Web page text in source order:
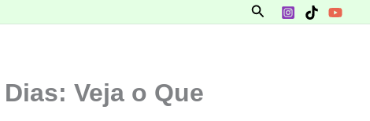
Pesquisar
Veja o Que